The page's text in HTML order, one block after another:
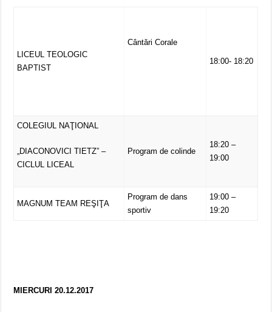
LICEUL TEOLOGIC
BAPTIST
Cântări Corale
18:00- 18:20
COLEGIUL NAŢIONAL
„DIACONOVICI TIETZ” –
CICLUL LICEAL
Program de colinde
18:20 –
19:00
MAGNUM TEAM REŞIŢA
Program de dans
sportiv
19:00 –
19:20
MIERCURI 20.12.2017